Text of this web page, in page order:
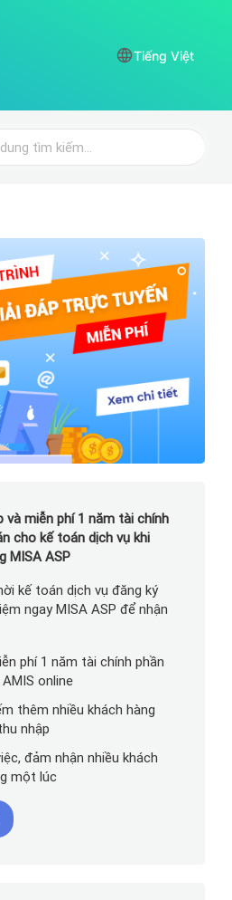
Tiếng Việt
và miễn phí 1 năm tài chính
cho kế toán dịch vụ khi
MISA ASP
kế toán dịch vụ đăng ký
ngay MISA ASP để nhận
phí 1 năm tài chính phần
online
thêm nhiều khách hàng
nhập
đảm nhận nhiều khách
một lúc